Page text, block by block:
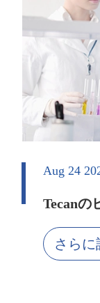
Aug 24
Tecanの
さらに